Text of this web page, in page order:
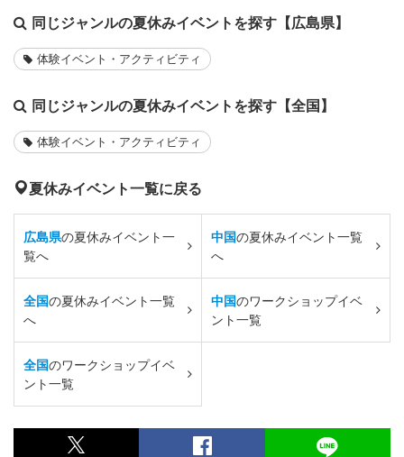
同じジャンルの夏休みイベントを探す【広島県】
体験イベント・アクティビティ
同じジャンルの夏休みイベントを探す【全国】
体験イベント・アクティビティ
夏休みイベント一覧に戻る
広島県の夏休みイベント一
覧へ
中国の夏休みイベント一覧
へ
全国の夏休みイベント一覧
へ
中国のワークショップイベ
ント一覧
全国のワークショップイベ
ント一覧